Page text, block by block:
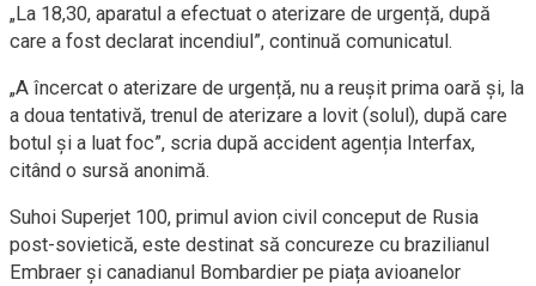
„La 18,30, aparatul a efectuat o aterizare de urgență, după
care a fost declarat incendiul”, continuă comunicatul.
„A încercat o aterizare de urgență, nu a reușit prima oară și, la
a doua tentativă, trenul de aterizare a lovit (solul), după care
botul și a luat foc”, scria după accident agenția Interfax,
citând o sursă anonimă.
Suhoi Superjet 100, primul avion civil conceput de Rusia
post-sovietică, este destinat să concureze cu brazilianul
Embraer și canadianul Bombardier pe piața avioanelor